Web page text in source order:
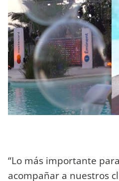
“Lo más importante
acompañar a nuestros